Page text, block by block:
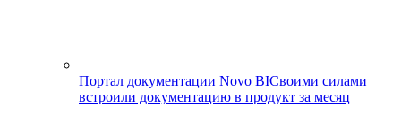
Портал документации Novo BIСвоими силами
встроили документацию в продукт за месяц